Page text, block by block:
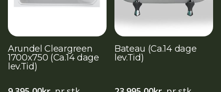
Arundel Cleargreen
1700x750 (Ca.14 dage
lev.Tid)
Bateau (Ca.14 dage
lev.Tid)